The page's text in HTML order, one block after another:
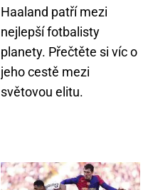
Haaland patří mezi
nejlepší fotbalisty
planety. Přečtěte si víc o
jeho cestě mezi
světovou elitu.